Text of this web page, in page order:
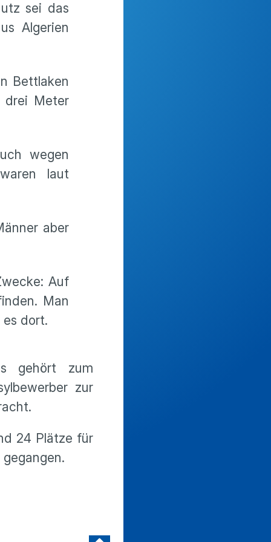
sei das
Algerien
Bettlaken
drei Meter
wegen
laut
aber
Auf
Man
dort.
gehört zum
zur
24 Plätze für